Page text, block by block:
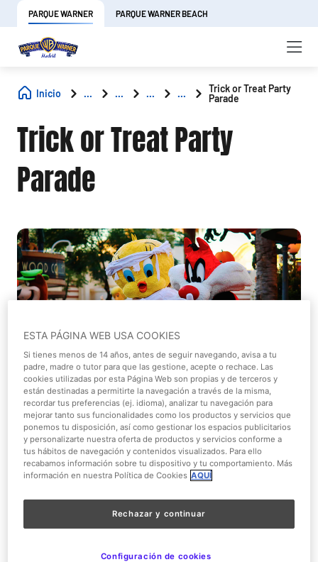
PARQUE WARNER PARQUE WARNER BEACH
Inicio ... ... ... ...
Trick or Treat Party
Parade
Trick or Treat Party
Parade
1/5
Animación de calle
Hollywood Boulevard,Movie World Studios
Jueves Cerrado hoy
ESTA PÁGINA WEB USA COOKIES
Si tienes menos de 14 años, antes de seguir navegando, avisa a tu
padre, madre o tutor para que las gestione, acepte o rechace. Las
cookies utilizadas por esta Página Web son propias y de terceros y
están destinadas a permitirte la navegación a través de la misma,
recordar tus preferencias (ej. idioma), analizar tu navegación para
mejorar tanto sus funcionalidades como los productos y servicios que
ponemos tu disposición, así como gestionar los espacios publicitarios
y personalizarte nuestra oferta de productos y servicios conforme a
tus hábitos de navegación y contenidos visualizados. Para ello
recabamos información sobre tu dispositivo y tu comportamiento. Más
información en nuestra Política de Cookies AQUÍ
Rechazar y continuar
Configuración de cookies